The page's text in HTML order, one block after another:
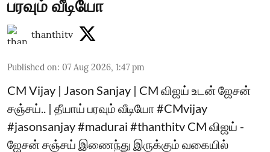
பரவும் வீடியோ
thanthitv
Published on: 07 Aug 2026, 1:47 pm
CM Vijay | Jason Sanjay | CM விஜய் உடன் ஜேசன்
சஞ்சய்.. | தீயாய் பரவும் வீடியோ #CMvijay
#jasonsanjay #madurai #thanthitv CM விஜய் -
ஜேசன் சஞ்சய் இணைந்து இருக்கும் வகையில்